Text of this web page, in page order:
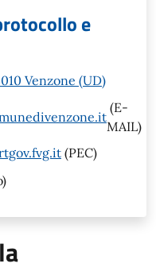
e
Venzone (UD)
(E-
MAIL)
(PEC)